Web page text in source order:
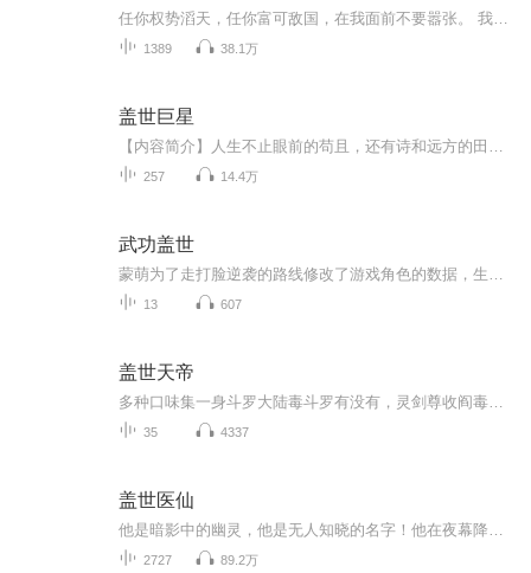
1389 38.1万
盖世巨星
257 14.4万
武功盖世
13 607
盖世天帝
35 4337
盖世医仙
2727 89.2万